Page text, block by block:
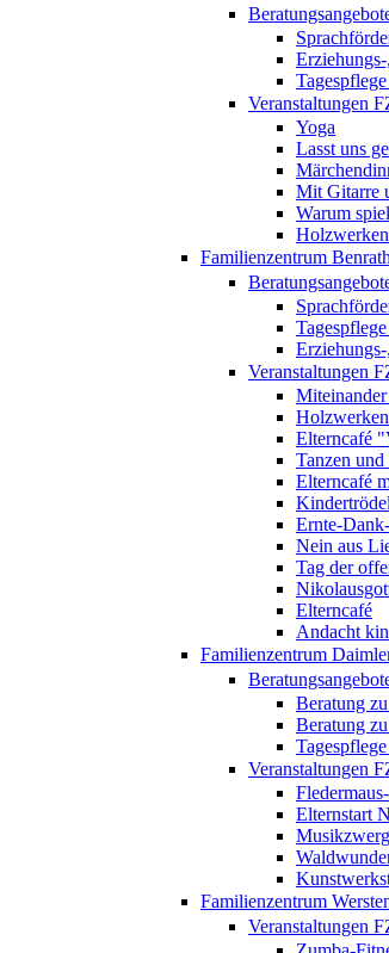
Veranstaltungen
Yoga
Lasst uns
Mit Gitarre
Warum
Familienzentrum Benrath
Veranstaltungen
Elterncafé
Tanzen
Elterncafé
Kindertrödel
Ernte-
Nein aus
Tag der
Elterncafé
Andacht
Familienzentrum
Beratung
Beratung
Veranstaltungen
Elternstart
Familienzentrum
Veranstaltungen